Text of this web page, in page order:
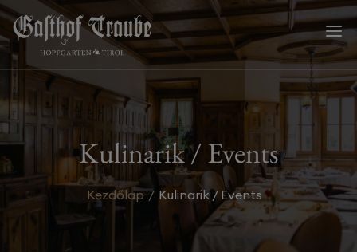
a
Kulinarik / Events
Kezdőlap Kulinarik / Events